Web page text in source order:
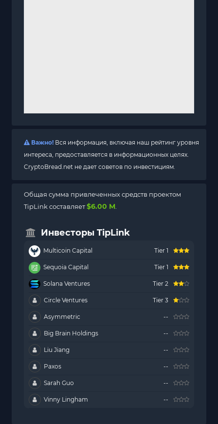
Важно! Вся информация, включая наш рейтинг уровня
интереса, предоставляется в информационных целях.
CryptoBread.net не дает советов по инвестициям.
Общая сумма привлеченных средств проектом
TipLink составляет$6.00 M
Инвесторы TipLink
Multicoin Capital Tier 1
Sequoia Capital Tier 1
Solana Ventures Tier 2
Circle Ventures Tier 3
Asymmetric --
Big Brain Holdings --
Liu Jiang --
Paxos --
Sarah Guo --
Vinny Lingham --